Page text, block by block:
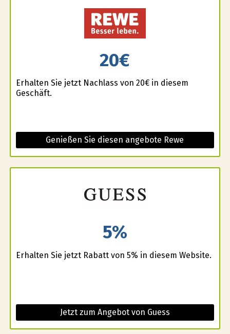
20€
Erhalten Sie jetzt Nachlass von 20€ in diesem
Geschäft.
Genießen Sie diesen angebote Rewe
5%
Erhalten Sie jetzt Rabatt von 5% in diesem Website.
Jetzt zum Angebot von Guess